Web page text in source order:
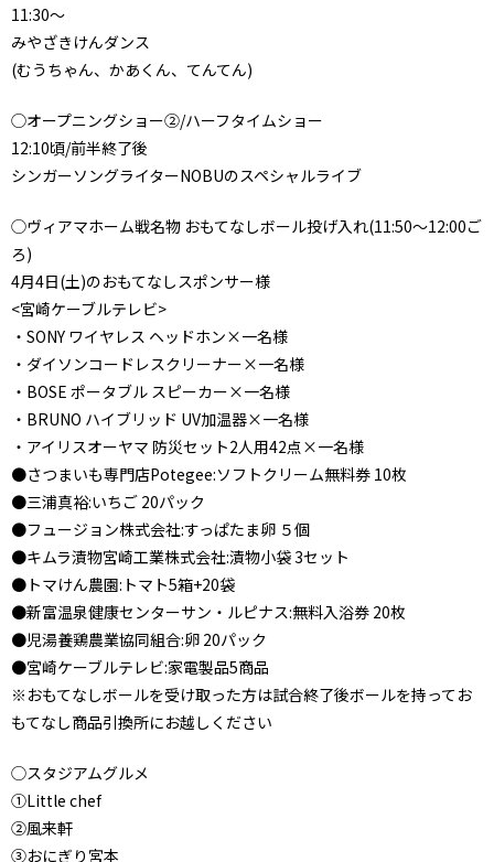
11:30～
みやざきけんダンス
(むうちゃん、かあくん、てんてん)
◯オープニングショー②/ハーフタイムショー
12:10頃/前半終了後
シンガーソングライターNOBUのスペシャルライブ
◯ヴィアマホーム戦名物 おもてなしボール投げ入れ(11:50〜12:00ご
ろ)
4月4日(土)のおもてなしスポンサー様
<宮崎ケーブルテレビ>
・SONY ワイヤレス ヘッドホン×一名様
・ダイソンコードレスクリーナー×一名様
・BOSE ポータブル スピーカー×一名様
・BRUNO ハイブリッド UV加温器×一名様
・アイリスオーヤマ 防災セット2人用42点×一名様
●さつまいも専門店Potegee:ソフトクリーム無料券 10枚
●三浦真裕:いちご 20パック
●フュージョン株式会社:すっぱたま卵 ５個
●キムラ漬物宮崎工業株式会社:漬物小袋 3セット
●トマけん農園:トマト5箱+20袋
●新富温泉健康センターサン・ルピナス:無料入浴券 20枚
●児湯養鶏農業協同組合:卵 20パック
●宮崎ケーブルテレビ:家電製品5商品
※おもてなしボールを受け取った方は試合終了後ボールを持ってお
もてなし商品引換所にお越しください
◯スタジアムグルメ
①Little chef
②風来軒
③おにぎり宮本